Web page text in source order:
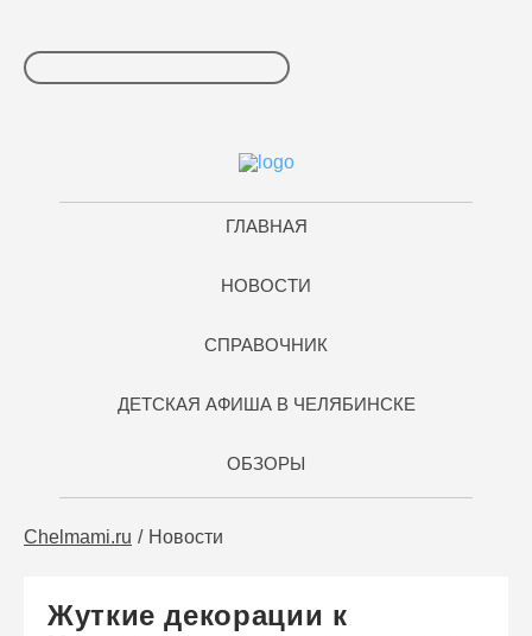
ГЛАВНАЯ
НОВОСТИ
СПРАВОЧНИК
ДЕТСКАЯ АФИША В ЧЕЛЯБИНСКЕ
ОБЗОРЫ
Chelmami.ru Новости
Жуткие декорации к